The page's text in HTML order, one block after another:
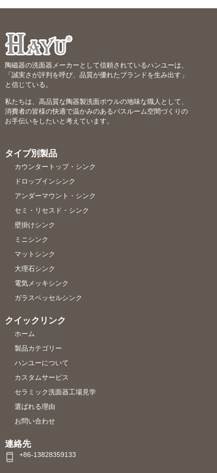
陶磁器の洗面器メーカーとして信頼されているハンユーは、
「誠実さが評判を呼び、品質が優れたブランドを生み出す」
と信じている。
私たちは、高品質な陶器製洗面ボウルの地味な職人として、
消費者の皆様の快適で温かみのあるバスルーム空間づくりの
お手伝いをしたいと考えています。
タイプ別製品
カウンタートップ・シンク
ドロップインシンク
アンダーマウント・シンク
セミ・リセスド・シンク
壁掛けシンク
ミニシンク
マットシンク
大理石シンク
電気メッキシンク
ガラスベッセルシンク
クイックリンク
ホーム
製品カテゴリー
ハンユーについて
カスタムサービス
セラミック洗面器工場見学
選ばれる理由
お問い合わせ
連絡先
+86-13828359133